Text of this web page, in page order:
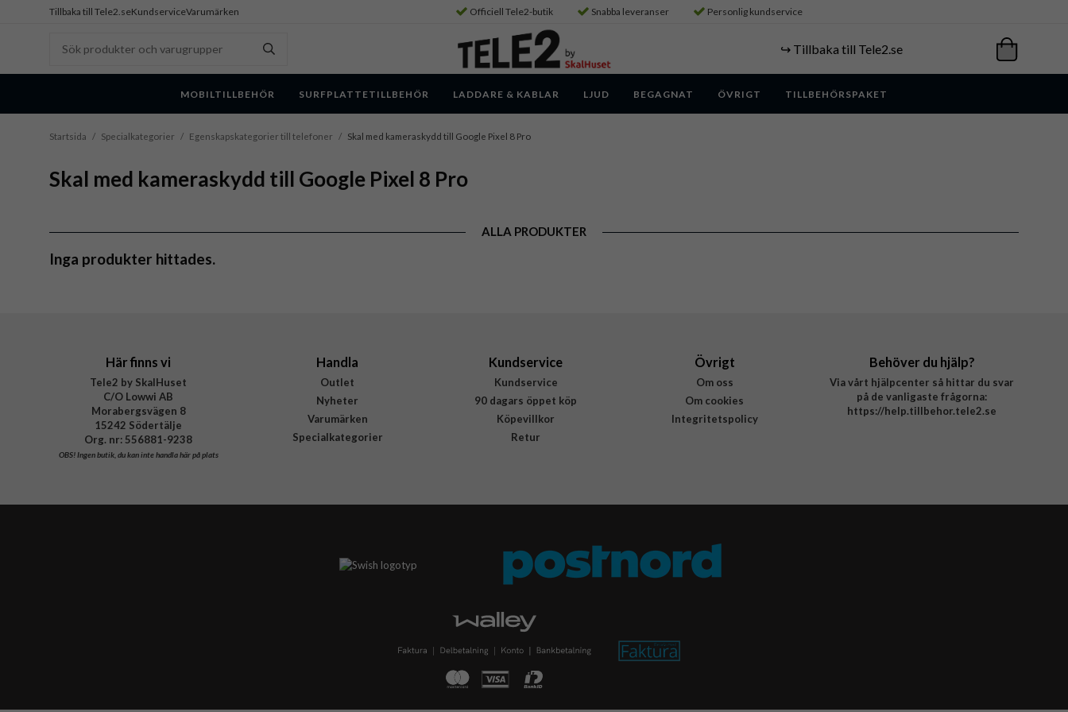
Tillbaka till Tele2.seKundserviceVarumärken Officiell Tele2-butik Snabba leveranser Personlig kundservice
↪️ Tillbaka till Tele2.se
MOBILTILLBEHÖR SURFPLATTETILLBEHÖR LADDARE & KABLAR LJUD BEGAGNAT ÖVRIGT TILLBEHÖRSPAKET
Startsida / Specialkategorier / Egenskapskategorier till telefoner / Skal med kameraskydd till Google Pixel 8 Pro
Skal med kameraskydd till Google Pixel 8 Pro
ALLA PRODUKTER
Inga produkter hittades.
Här finns vi
Tele2 by SkalHuset
C/O Lowwi AB
Morabergsvägen 8
15242 Södertälje
Org. nr: 556881-9238
OBS!Ingen butik, du kan inte handla här på plats
Handla
Outlet
Nyheter
Varumärken
Specialkategorier
Kundservice
Kundservice
90 dagars öppet köp
Köpevillkor
Retur
Övrigt
Om oss
Om cookies
Integritetspolicy
Behöver du hjälp?
Via vårt hjälpcenter så hittar du svar
på de vanligaste frågorna:
https://help.tillbehor.tele2.se